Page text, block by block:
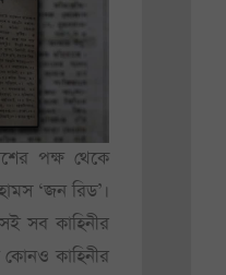
পক্ষ থেকে
‘জন রিড’।
সব কাহিনীর
কোনও কাহিনীর